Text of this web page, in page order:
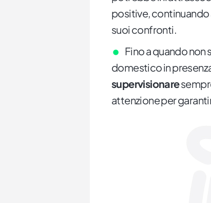
positive, continuando
suoi confronti.
Fino a quando non
domestico in
supervisionare
attenzione per